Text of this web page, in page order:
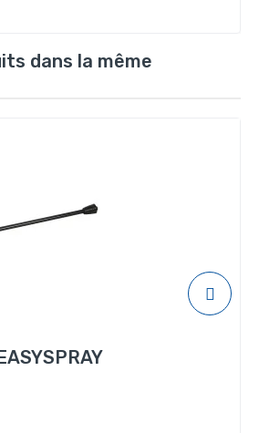
dans la même